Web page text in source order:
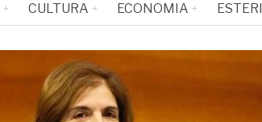
CULTURA ECONOMIA ESTERI